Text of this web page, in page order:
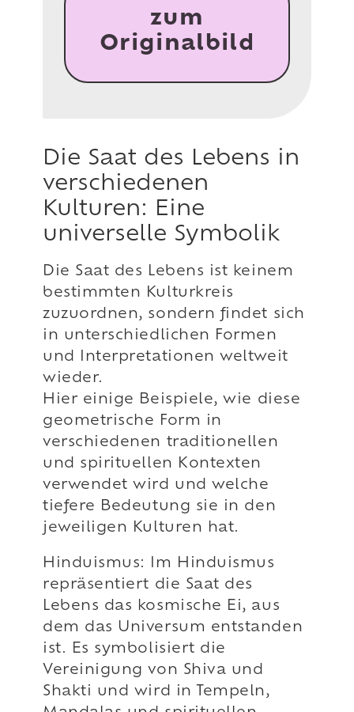
zum
Originalbild
Die Saat des Lebens in
verschiedenen
Kulturen: Eine
universelle Symbolik
Die Saat des Lebens ist keinem
bestimmten Kulturkreis
zuzuordnen, sondern findet sich
in unterschiedlichen Formen
und Interpretationen weltweit
wieder.
Hier einige Beispiele, wie diese
geometrische Form in
verschiedenen traditionellen
und spirituellen Kontexten
verwendet wird und welche
tiefere Bedeutung sie in den
jeweiligen Kulturen hat.
Hinduismus: Im Hinduismus
repräsentiert die Saat des
Lebens das kosmische Ei, aus
dem das Universum entstanden
ist. Es symbolisiert die
Vereinigung von Shiva und
Shakti und wird in Tempeln,